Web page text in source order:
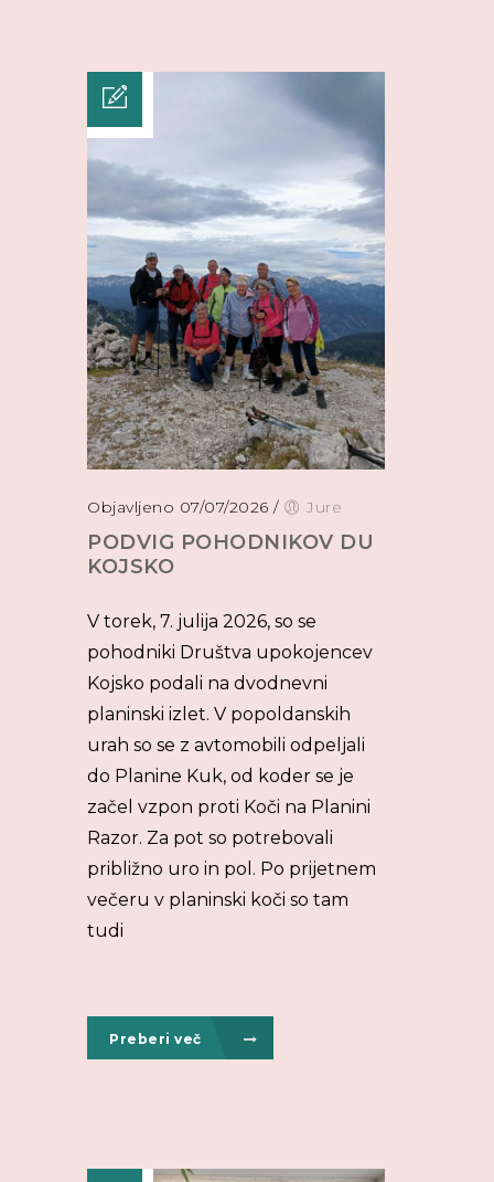
Objavljeno 07/07/2026 / Jure
PODVIG POHODNIKOV DU
KOJSKO
V torek, 7. julija 2026, so se
pohodniki Društva upokojencev
Kojsko podali na dvodnevni
planinski izlet. V popoldanskih
urah so se z avtomobili odpeljali
do Planine Kuk, od koder se je
začel vzpon proti Koči na Planini
Razor. Za pot so potrebovali
približno uro in pol. Po prijetnem
večeru v planinski koči so tam
tudi
Preberi več